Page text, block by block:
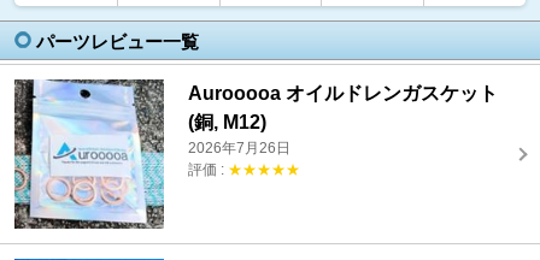
パーツレビュー一覧
Aurooooa オイルドレンガスケット
(銅, M12)
2026年7月26日
評価 : ★★★★★